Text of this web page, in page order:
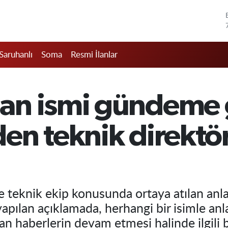
Soma Resmi İlanlar
ismi
teknik
ekip konusunda ortaya atılan
açıklamada, herhangi bir isimle
haberlerin devam etmesi halinde ilgili